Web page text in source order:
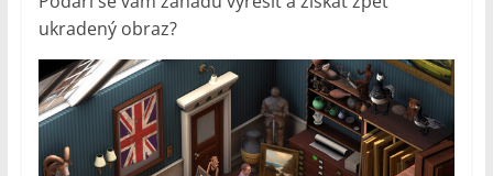
ukradený obraz?